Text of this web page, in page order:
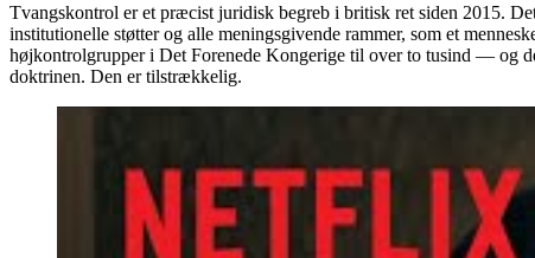
Tvangskontrol er et præcist juridisk begreb i britisk ret siden 2015.
institutionelle støtter og alle meningsgivende rammer, som et
højkontrolgrupper i Det Forenede Kongerige til over to tusind — og
doktrinen. Den er tilstrækkelig.